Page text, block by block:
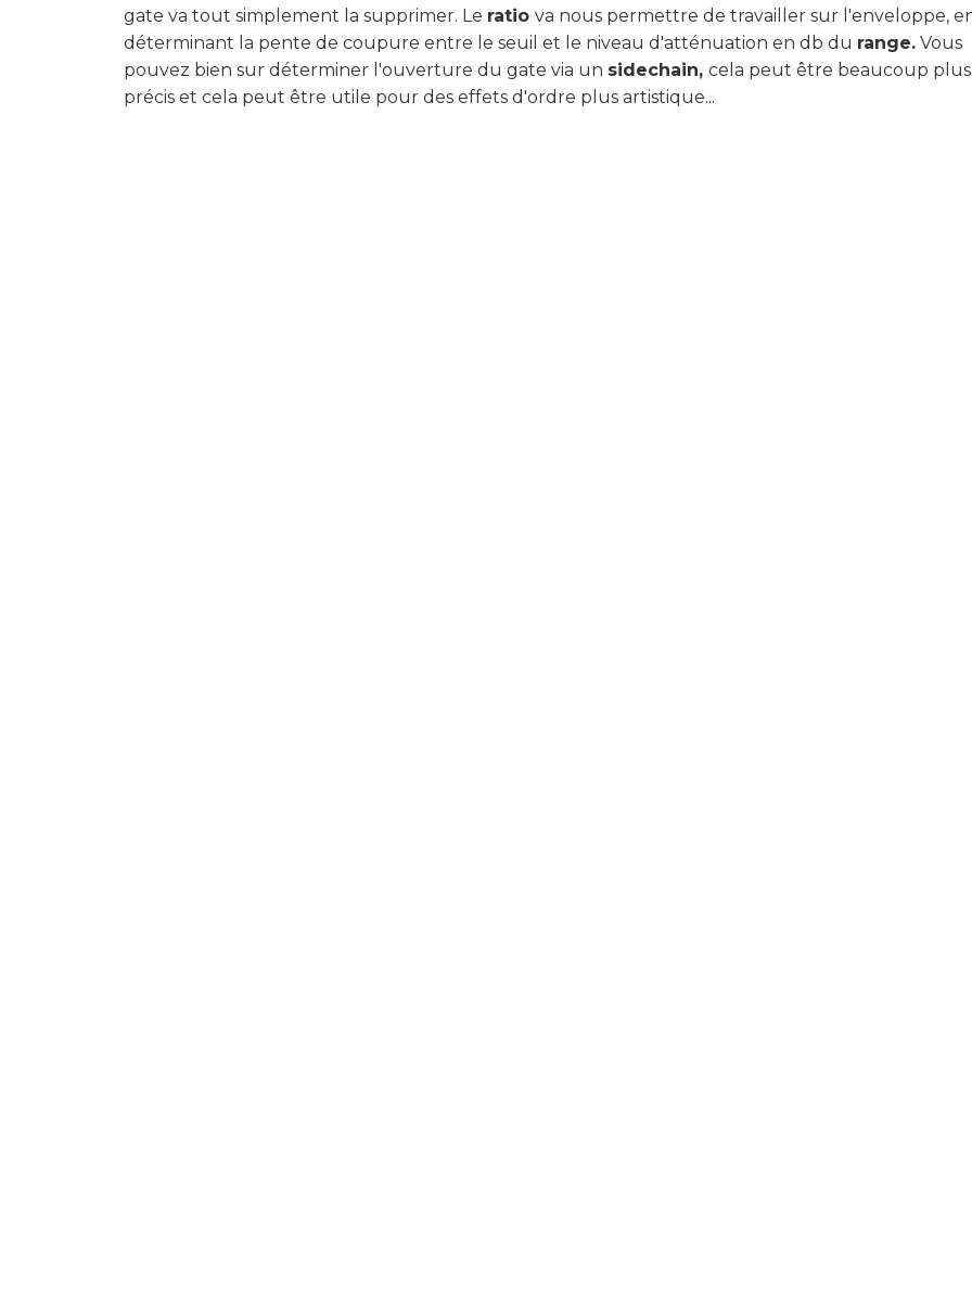
gate va tout simplement la supprimer. Le ratio va nous permettre de travailler sur l'enveloppe,
déterminant la pente de coupure entre le seuil et le niveau d'atténuation en db du range. Vous
pouvez bien sur déterminer l'ouverture du gate via un sidechain, cela peut être beaucoup plus
précis et cela peut être utile pour des effets d'ordre plus artistique...